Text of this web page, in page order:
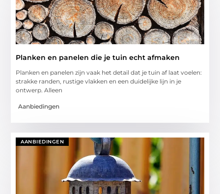
Planken en panelen die je tuin echt afmaken
Planken en panelen zijn vaak het detail dat je tuin af laat voelen:
strakke randen, rustige vlakken en een duidelijke lijn in je
ontwerp. Alleen
Aanbiedingen
AANBIEDINGEN